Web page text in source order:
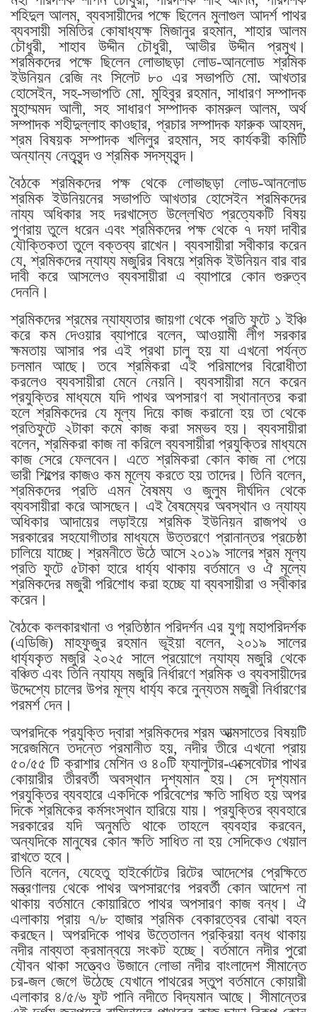
শহিদুল আলম, ব্যবসায়ীদের পক্ষে ছিলেন মুলাগুল আদর্শ পাথর
ব্যবসায়ী সমিতির কোষাধ্যক্ষ মিজানুর রহমান, শাহার আলম
চৌধুরী, শাহাব উদ্দীন চৌধুরী, আভীর উদ্দীন প্রমুখ।
শ্রমিকদের পক্ষে ছিলেন লোভাছড়া লোড-আনলোড শ্রমিক
ইউনিয়ন রেজি নং সিলেট ৮০ এর সভাপতি মো. আখতার
হোসেইন, সহ-সভাপতি মো. মুহিবুর রহমান, সাধারণ সম্পাদক
মুহাম্মমদ আলী, সহ সাধারণ সম্পাদক কামরুল আলম, অর্থ
সম্পাদক শহীদুল্লাহ কাওছার, প্রচার সম্পাদক ফারুক আহমদ,
শ্রম বিষয়ক সম্পাদক খলিলুর রহমান, সহ কার্যকরী কমিটি
অন্যান্য নেতৃবৃন্দ ও শ্রমিক সদস্যবৃন্দ।
বৈঠকে শ্রমিকদের পক্ষ থেকে লোভাছড়া লোড-আনলোড
শ্রমিক ইউনিয়নের সভাপতি আখতার হোসেইন শ্রমিকদের
নায্য অধিকার সহ দরখাস্তে উল্লেখিত প্রত্যেকটি বিষয়
পুণরায় তুলে ধরেন এবং শ্রমিকদের পক্ষ থেকে ৭ দফা দাবীর
যৌক্তিকতা তুলে বক্তব্য রাখেন। ব্যবসায়ীরা স্বীকার করেন
যে, শ্রমিকদের ন্যায্য মজুরির বিষয়ে শ্রমিক ইউনিয়ন বার বার
দাবী করে আসলেও ব্যবসায়ীরা এ ব্যাপারে কোন গুরুত্ব
দেননি।
শ্রমিকদের শ্রমের ন্যায্যতার জায়গা থেকে প্রতি ফুটে ১ ইঞ্চি
করে কম দেওয়ার ব্যাপারে বলেন, আওয়ামী লীগ সরকার
ক্ষমতায় আসার পর এই প্রথা চালু হয় যা এখনো পর্যন্ত
চলমান আছে। তবে শ্রমিকরা এই পরিমাপের বিরোধীতা
করলেও ব্যবসায়ীরা মেনে নেয়নি। ব্যবসায়ীরা মনে করেন
প্রযুক্তির মাধ্যমে যদি পাথর অপসারণ বা স্থানান্তর করা
হলে শ্রমিকদের যে মূল্য দিয়ে কাজ করানো হয় তা থেকে
প্রতিফুটে ২টাকা কমে কাজ করা সম্ভব হয়। ব্যবসায়ীরা
বলেন, শ্রমিকরা কাজ না করিলে ব্যবসায়ীরা প্রযুক্তির মাধ্যমে
কাজ সেরে ফেলবেন। এতে শ্রমিকরা কোন কাজ না পেয়ে
ভারী শিল্পের কাজও কম মূল্যে করতে হয় তাদের। তিনি বলেন,
শ্রমিকদের প্রতি এমন বৈষম্য ও জুলুম দীর্ঘদিন থেকে
ব্যবসায়ীরা করে আসছেন। এই বৈষম্যের অবস্থান ও ন্যায্য
অধিকার আদায়ের লড়াইয়ে শ্রমিক ইউনিয়ন রাজপথ ও
সরকারের সহযোগীতার মাধ্যমে উত্তরণে প্রানান্তর প্রচেষ্ঠা
চালিয়ে যাচ্ছে। শ্রমনীতে উঠে আসে ২০১৯ সালের শ্রম মূল্য
প্রতি ফুটে ৫টাকা হারে ধার্য্য থাকায় বর্তমানে ও ঐ মূল্যে
শ্রমিকদের মজুরী পরিশোধ করা হচ্ছে যা ব্যবসায়ীরা ও স্বীকার
করেন।
বৈঠকে কলকারখানা ও প্রতিষ্ঠান পরিদর্শন এর যুগ্ম মহাপরিদর্শক
(এডিজি) মাহফুজুর রহমান ভূইয়া বলেন, ২০১৯ সালের
ধার্য্যকৃত মজুরি ২০২৫ সালে প্রয়োগে ন্যায্য মজুরি থেকে
বঞ্চিত এবং তিনি ন্যায্য মজুরি নির্ধারণে শ্রমিক ও ব্যবসায়ীদের
উদ্দেশ্যে চালের উপর মূল্য ধার্য্য করে নুন্যতম মজুরী নির্ধারণের
পরমর্শ দেন।
অপরদিকে প্রযুক্তি দ্বারা শ্রমিকদের শ্রম আত্মসাতের বিষয়টি
সরেজমিনে তদন্তে প্রমানীত হয়, নদীর তীরে এখনো প্রায়
৫০/৫৫ টি ক্রাশার মেশিন ও ৪০টি ফ্যালুটার-এক্সেবেটার পাথর
কোয়ারীর তীরবর্তী অবস্থান দৃশ্যমান হয়। সে দৃশ্যমান
প্রযুক্তির ব্যবহারে একদিকে পরিবেশের ক্ষতি সাধিত হয় অপর
দিকে শ্রমিকের কর্মসংস্থান হারিয়ে যায়। প্রযুক্তির ব্যবহারে
সরকারের যদি অনুমতি থাকে তাহলে ব্যবহার করবেন,
অন্যদিকে মানুষের কোন ক্ষতি সাধিত না হয় সেদিকেও খেয়াল
রাখতে হবে।
তিনি বলেন, যেহেতু হাইর্কোটের রিটের আদেশের প্রেক্ষিতে
মন্ত্রণালয় থেকে পাথর অপসারণের পরবর্তী কোন আদেশ না
থাকায় বর্তমানে কোয়ারিতে পাথর অপসারণ কাজ বন্ধ। ঐ
এলাকায় প্রায় ৭/৮ হাজার শ্রমিক বেকারত্বের বোঝা বহন
করছেন। অপরদিকে পাথর উত্তোলন প্রক্রিয়া বন্ধ থাকায়
নদীর নাব্যতা ক্রমান্বয়ে সংকট হচ্ছে। বর্তমানে নদীর পুরো
যৌবন থাকা সত্ত্বেও উজানে লোভা নদীর বাংলাদেশ সীমান্তে
চর-জল জেগে উঠেছে যেখানে পাথরের স্তুপ বর্তমানে কোয়ারী
এলাকার ৪/৫/৬ ফুট পানি নদীতে বিদ্যমান আছে। সীমান্তের